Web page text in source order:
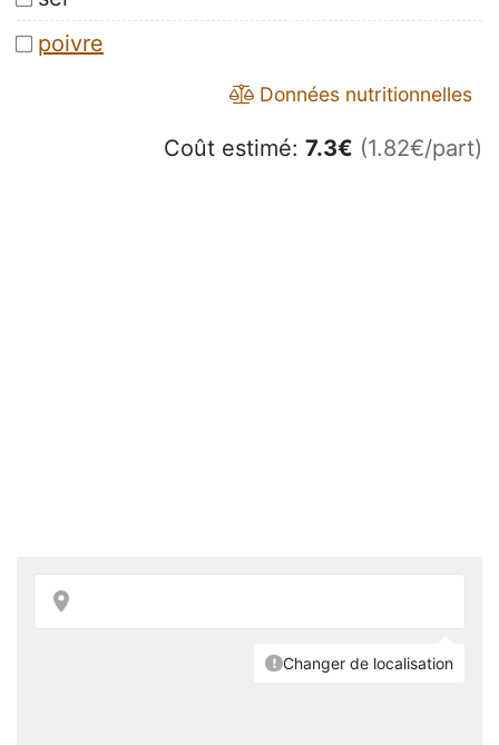
poivre
Données nutritionnelles
Coût estimé: 7.3€ (1.82€/part)